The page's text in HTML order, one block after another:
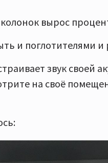
вырос
и поглотителями и
звук своей
на своё